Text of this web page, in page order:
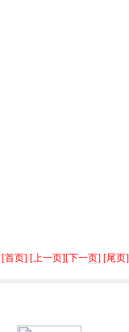
[首页] [上一页][下一页] [尾页]